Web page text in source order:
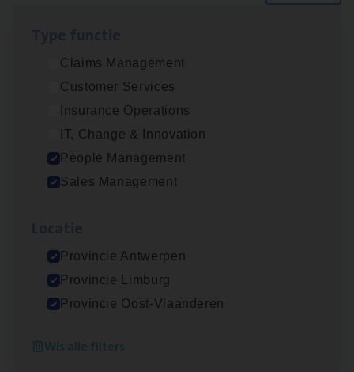
Claims Management
Customer Services
Insurance Operations
IT, Change & Innovation
People Management
Sales Management
Provincie Antwerpen
Provincie Limburg
Provincie Oost-Vlaanderen
Wis alle filters
Insu­ran­ce Bro­ker Trans­port
Antwerpen
Busi­ness Mana­ger Mari­ne Cargo
Cor­po­ra­te Insu­ran­ce Bro­ker Property
Antwerpen